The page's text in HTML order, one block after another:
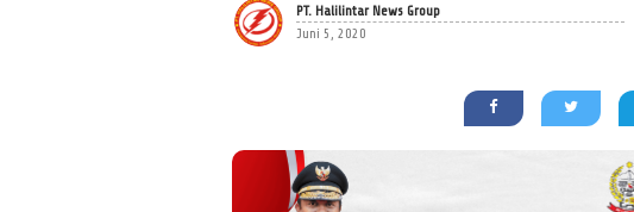
PT. Halilintar News Group
Juni 5, 2020